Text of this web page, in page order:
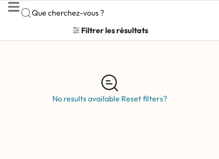
Que cherchez-vous ?
Filtrer les résultats
No results available Reset filters?